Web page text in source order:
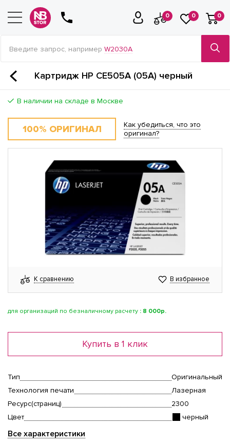
0 0 0
Введите запрос, например W2030A
Картридж HP CE505A (05A) черный
В наличии на складе в Москве
100% ОРИГИНАЛ
Как убедиться, что это
оригинал?
К сравнению В избранное
для организаций по безналичному расчету : 8 000р.
Купить в 1 клик
Тип
Оригинальный
Технология печати
Лазерная
Ресурс(страниц)
2300
Цвет
черный
Все характеристики